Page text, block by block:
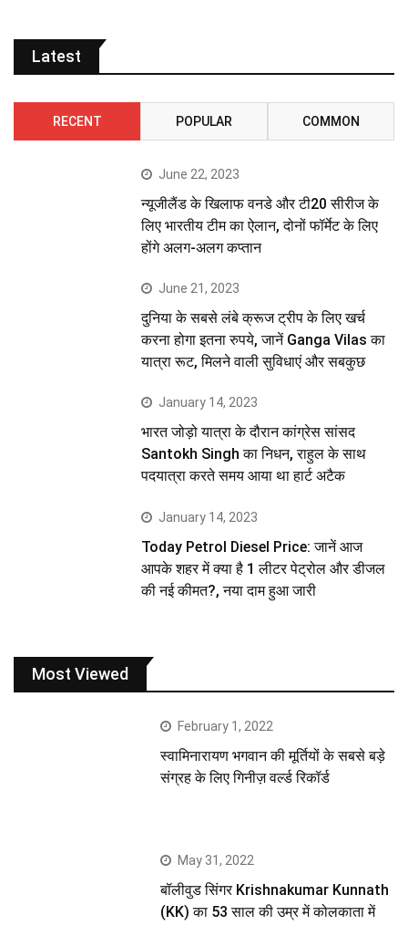
Latest
RECENT POPULAR COMMON
June 22, 2023
न्यूजीलैंड के खिलाफ वनडे और टी20 सीरीज के
लिए भारतीय टीम का ऐलान, दोनों फॉर्मेट के लिए
होंगे अलग-अलग कप्तान
June 21, 2023
दुनिया के सबसे लंबे क्रूज ट्रीप के लिए खर्च
करना होगा इतना रुपये, जानें Ganga Vilas का
यात्रा रूट, मिलने वाली सुविधाएं और सबकुछ
January 14, 2023
भारत जोड़ो यात्रा के दौरान कांग्रेस सांसद
Santokh Singh का निधन, राहुल के साथ
पदयात्रा करते समय आया था हार्ट अटैक
January 14, 2023
Today Petrol Diesel Price: जानें आज
आपके शहर में क्या है 1 लीटर पेट्रोल और डीजल
की नई कीमत?, नया दाम हुआ जारी
Most Viewed
February 1, 2022
स्वामिनारायण भगवान की मूर्तियों के सबसे बड़े
संग्रह के लिए गिनीज़ वर्ल्ड रिकॉर्ड
May 31, 2022
बॉलीवुड सिंगर Krishnakumar Kunnath
(KK) का 53 साल की उम्र में कोलकाता में